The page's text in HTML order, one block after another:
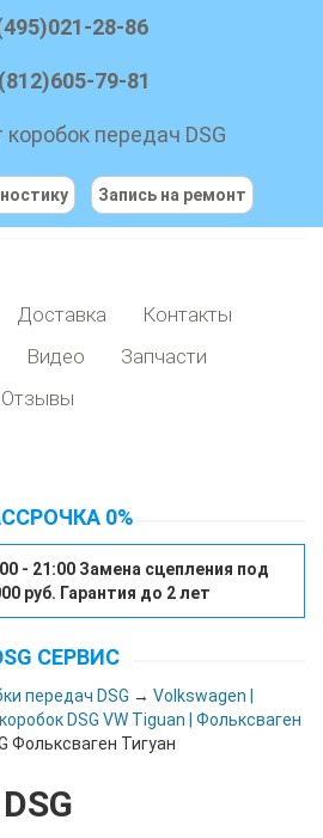
28-86
79-81
передач DSG
Запись на ремонт
Доставка
Контакты
Видео
Запчасти
Отзывы
0%
- 21:00 Замена сцепления под
руб. Гарантия до 2 лет
СЕРВИС
передач DSG → Volkswagen |
DSG VW Tiguan | Фольксваген
Фольксваген Тигуан